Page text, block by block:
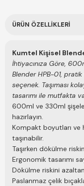
Sağlam bir şekilde ulaştı
N** K**
19 Temmuz
Bu fiyata müthiş ağız
yine de iş görüyor
ÜRÜN ÖZELLIKLERI
Kumtel Kişisel
İhtiyacınıza Göre,
Blender HPB-01,
seçenek. Taşıması
tasarımı ile mutfakta
600ml ve 330ml
hazırlayın.
Kompakt boyutları ve
taşınabilir.
Taşırken dökülme
Ergonomik tasarımı
Dökülme riskini azaltan
Paslanmaz çelik